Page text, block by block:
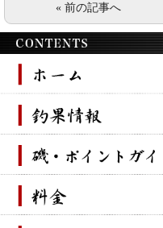
« 前の記事へ